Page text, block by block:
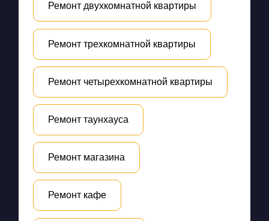
Ремонт двухкомнатной квартиры
Ремонт трехкомнатной квартиры
Ремонт четырехкомнатной квартиры
Ремонт таунхауса
Ремонт магазина
Ремонт кафе